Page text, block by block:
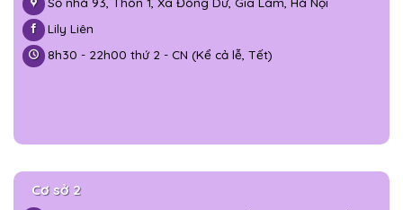
Lily Liên
8h30 - 22h00 thứ 2 - CN (Kể cả lễ, Tết)
Cơ sở 2